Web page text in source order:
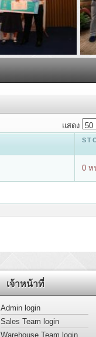
แสดง
0 ห
เจ้าหน้าที่
Admin login
Sales Team login
Warehouse Team login